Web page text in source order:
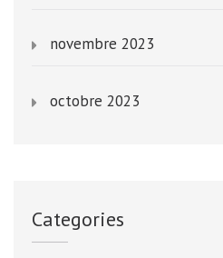
novembre 2023
octobre 2023
Categories